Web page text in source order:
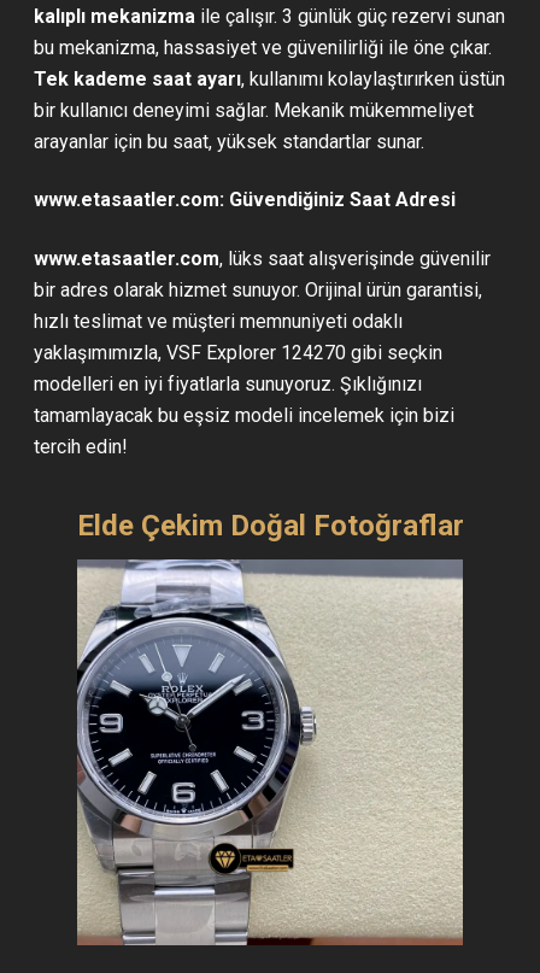
kalıplı mekanizma ile çalışır. 3 günlük güç rezervi sunan
bu mekanizma, hassasiyet ve güvenilirliği ile öne çıkar.
Tek kademe saat ayarı, kullanımı kolaylaştırırken üstün
bir kullanıcı deneyimi sağlar. Mekanik mükemmeliyet
arayanlar için bu saat, yüksek standartlar sunar.
www.etasaatler.com: Güvendiğiniz Saat Adresi
www.etasaatler.com, lüks saat alışverişinde güvenilir
bir adres olarak hizmet sunuyor. Orijinal ürün garantisi,
hızlı teslimat ve müşteri memnuniyeti odaklı
yaklaşımımızla, VSF Explorer 124270 gibi seçkin
modelleri en iyi fiyatlarla sunuyoruz. Şıklığınızı
tamamlayacak bu eşsiz modeli incelemek için bizi
tercih edin!
Elde Çekim Doğal Fotoğraflar